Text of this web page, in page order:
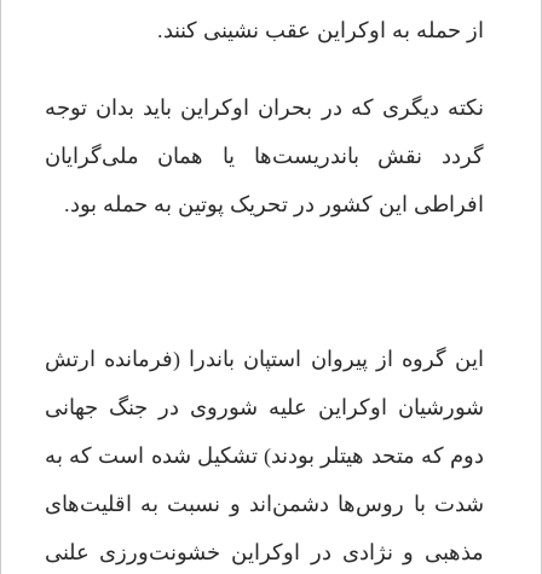
از حمله به اوکراین عقب نشینی کنند.
نکته دیگری که در بحران اوکراین باید بدان توجه
گردد نقش باندریست‌ها یا همان ملی‌گرایان
افراطی این کشور در تحریک پوتین به حمله بود.
این گروه از پیروان استپان باندرا (فرمانده ارتش
شورشیان اوکراین علیه شوروی در جنگ جهانی
دوم که متحد هیتلر بودند) تشکیل شده است که به
شدت با روس‌ها دشمن‌اند و نسبت به اقلیت‌های
مذهبی و نژادی در اوکراین خشونت‌ورزی علنی